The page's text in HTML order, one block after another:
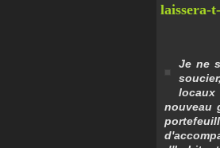
laissera-
Je ne
locaux
nouveau